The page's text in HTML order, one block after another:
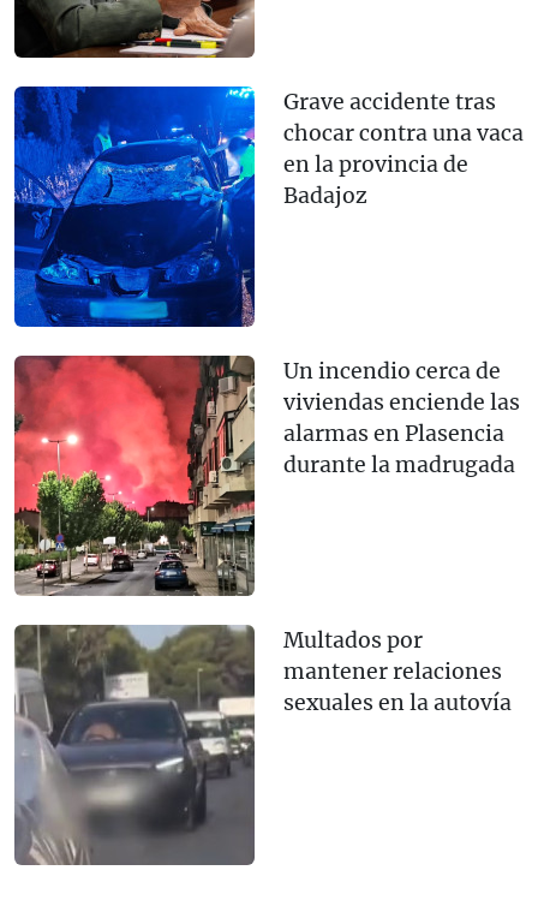
Grave accidente tras
chocar contra una vaca
en la provincia de
Badajoz
Un incendio cerca de
viviendas enciende las
alarmas en Plasencia
durante la madrugada
Multados por
mantener relaciones
sexuales en la autovía